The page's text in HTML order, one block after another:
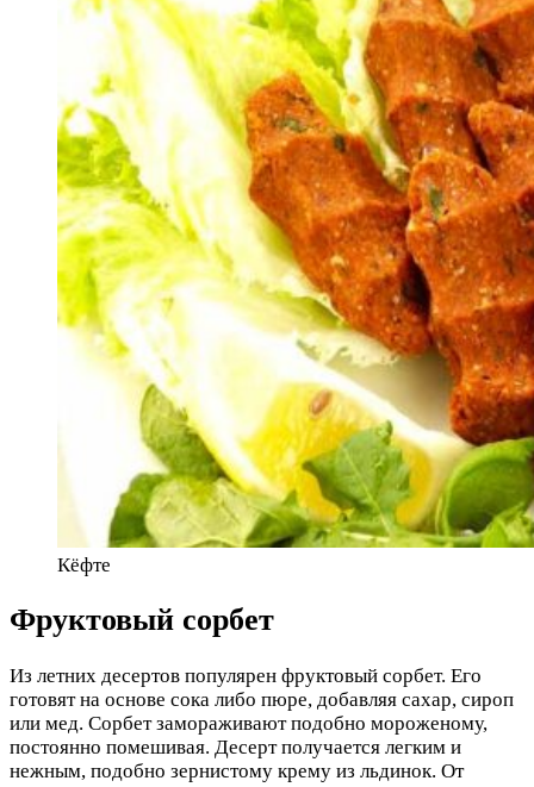
Кёфте
Фруктовый сорбет
Из летних десертов популярен фруктовый сорбет. Его
готовят на основе сока либо пюре, добавляя сахар, сироп
или мед. Сорбет замораживают подобно мороженому,
постоянно помешивая. Десерт получается легким и
нежным, подобно зернистому крему из льдинок. От